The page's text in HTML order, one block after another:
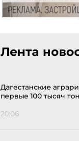
Лента
Дагестанские
первые 100 тысяч
20:06